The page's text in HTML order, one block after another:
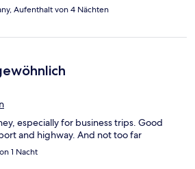
Aufenthalt von 4 Nächten
especially for business trips. Good
and highway. And not too far
1 Nacht